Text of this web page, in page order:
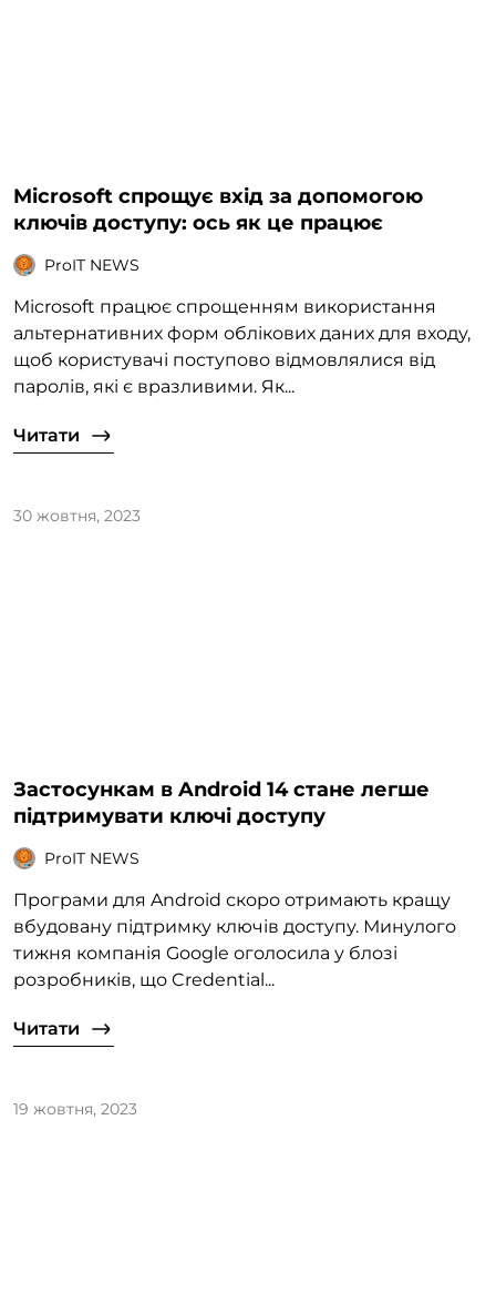
Microsoft спрощує вхід за допомогою
ключів доступу: ось як це працює
ProIT NEWS
Microsoft працює спрощенням використання
альтернативних форм облікових даних для входу,
щоб користувачі поступово відмовлялися від
паролів, які є вразливими. Як...
Читати
30 жовтня, 2023
Застосункам в Android 14 стане легше
підтримувати ключі доступу
ProIT NEWS
Програми для Android скоро отримають кращу
вбудовану підтримку ключів доступу. Минулого
тижня компанія Google оголосила у блозі
розробників, що Credential...
Читати
19 жовтня, 2023